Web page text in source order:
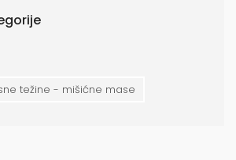
težine - mišićne mase